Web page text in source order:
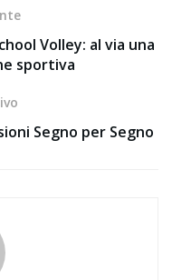
Volley: al via una
sportiva
Segno per Segno